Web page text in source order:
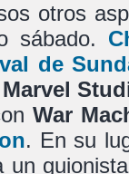
otros
sábado.
de
Marvel
War
. En su